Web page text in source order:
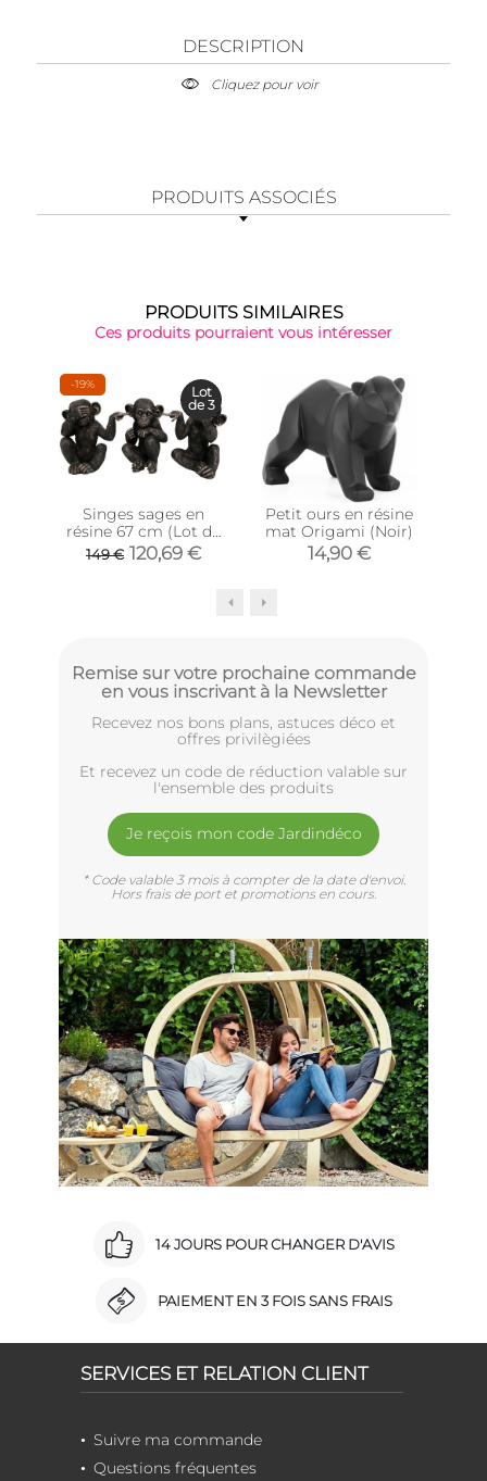
DESCRIPTION
Cliquez pour voir
PRODUITS ASSOCIÉS
PRODUITS SIMILAIRES
Ces produits pourraient vous intéresser
-19%
Singes sages en
résine 67 cm (Lot de
3)
149 € 120,69 €
Lot
de 3
Petit ours en résine
mat Origami (Noir)
14,90 €
Remise sur votre prochaine commande
en vous inscrivant à la Newsletter
Recevez nos bons plans, astuces déco et
offres privilègiées
Et recevez un code de réduction valable sur
l'ensemble des produits
Je reçois mon code Jardindéco
* Code valable 3 mois à compter de la date d'envoi.
Hors frais de port et promotions en cours.
14 JOURS POUR CHANGER D'AVIS
PAIEMENT EN 3 FOIS SANS FRAIS
SERVICES ET RELATION CLIENT
Suivre ma commande
Questions fréquentes